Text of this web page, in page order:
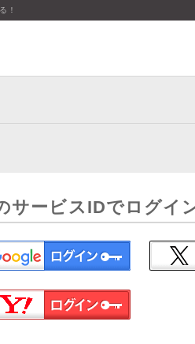
！
サービスIDでログイ